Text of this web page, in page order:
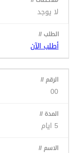
لا يوجد
أطلب الآن
00
5 ايام